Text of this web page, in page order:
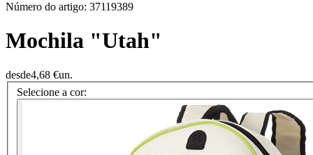
Número do artigo: 37119389
Mochila "Utah"
desde4,68 €un.
Selecione a cor: